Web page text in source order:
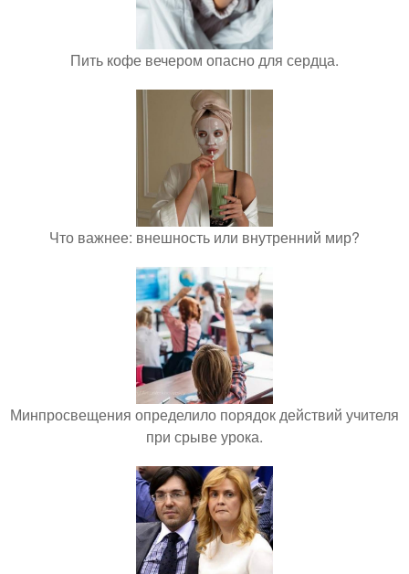
Пить кофе вечером опасно для сердца.
Что важнее: внешность или внутренний мир?
Минпросвещения определило порядок действий учителя
при срыве урока.